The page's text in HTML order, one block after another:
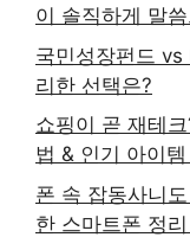
이 솔직하게 말
국민성장펀드 vs
리한 선택은?
쇼핑이 곧 재테
법 & 인기 아이템
폰 속 잡동사니
한 스마트폰 정